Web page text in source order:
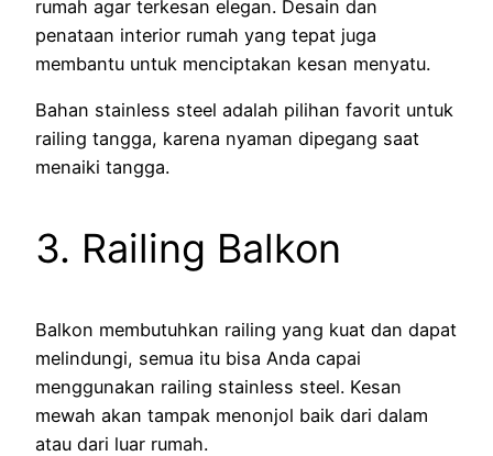
rumah agar terkesan elegan. Desain dan
penataan interior rumah yang tepat juga
membantu untuk menciptakan kesan menyatu.
Bahan stainless steel adalah pilihan favorit untuk
railing tangga, karena nyaman dipegang saat
menaiki tangga.
3. Railing Balkon
Balkon membutuhkan railing yang kuat dan dapat
melindungi, semua itu bisa Anda capai
menggunakan railing stainless steel. Kesan
mewah akan tampak menonjol baik dari dalam
atau dari luar rumah.